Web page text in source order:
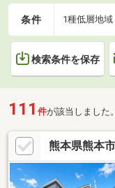
条件 1種低層地域
検索条件を保存
111 件が該当しました。
熊本県熊本